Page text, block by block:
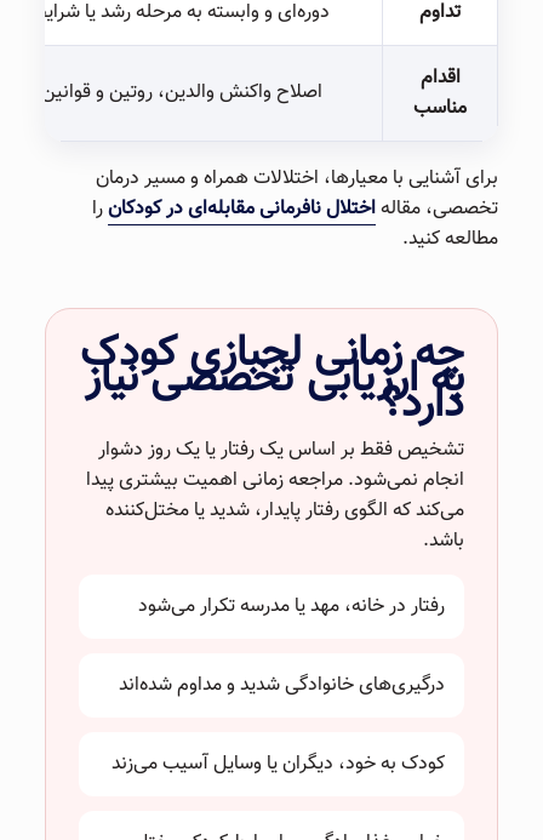
تداوم دوره‌ای و وابسته به مرحله رشد یا شرایط
اقدام
مناسب
اصلاح واکنش والدین، روتین و قوانین
برای آشنایی با معیارها، اختلالات همراه و مسیر درمان
تخصصی، مقالهاختلال نافرمانی مقابله‌ای در کودکانرا
مطالعه کنید.
چه زمانی لجبازی کودک
به ارزیابی تخصصی نیاز
دارد؟
تشخیص فقط بر اساس یک رفتار یا یک روز دشوار
انجام نمی‌شود. مراجعه زمانی اهمیت بیشتری پیدا
می‌کند که الگوی رفتار پایدار، شدید یا مختل‌کننده
باشد.
رفتار در خانه، مهد یا مدرسه تکرار می‌شود
درگیری‌های خانوادگی شدید و مداوم شده‌اند
کودک به خود، دیگران یا وسایل آسیب می‌زند